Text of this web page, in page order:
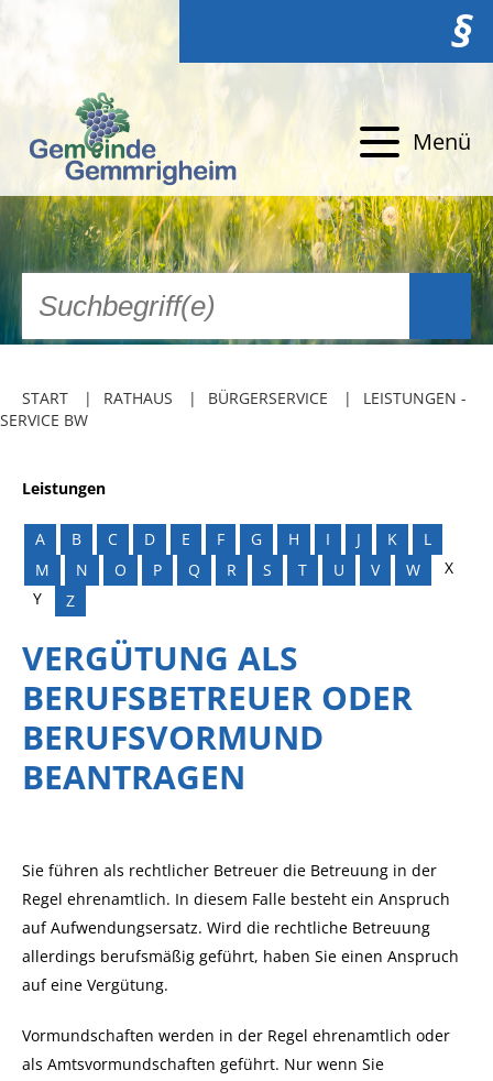
§
Menü
START RATHAUS BÜRGERSERVICE
LEISTUNGEN -
SERVICE BW
Leistungen
A B C D E F G H I J K
L
M
N O P Q R S T U V W
X
Y
Z
VERGÜTUNG ALS
BERUFSBETREUER ODER
BERUFSVORMUND
BEANTRAGEN
Sie führen als rechtlicher Betreuer die Betreuung in der
Regel ehrenamtlich. In diesem Falle besteht ein Anspruch
auf Aufwendungsersatz. Wird die rechtliche Betreuung
allerdings berufsmäßig geführt, haben Sie einen Anspruch
auf eine Vergütung.
Vormundschaften werden in der Regel ehrenamtlich oder
als Amtsvormundschaften geführt. Nur wenn Sie